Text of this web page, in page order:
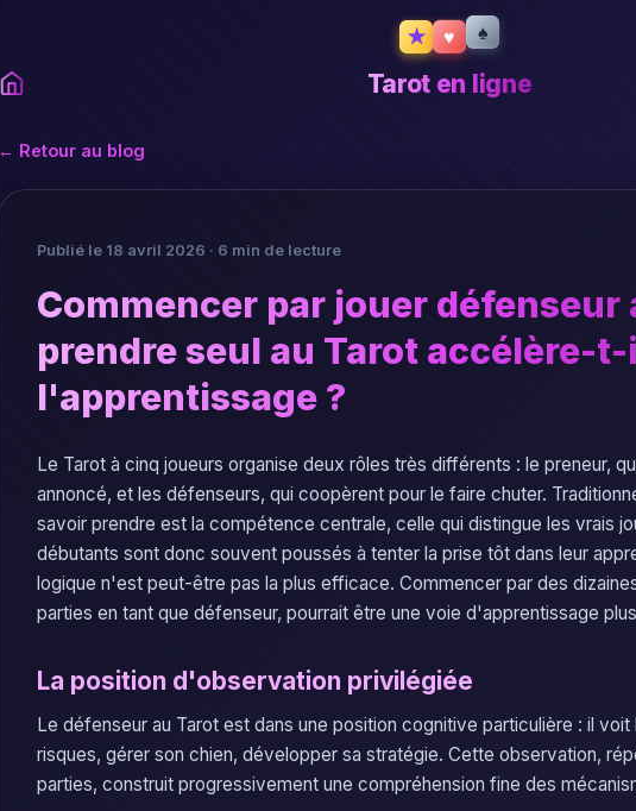
★ ♥ ♠
Tarot en ligne
← Retour au blog
Publié le 18 avril 2026 · 6 min de lecture
Commencer par jouer défenseur
prendre seul au Tarot accélère-
l'apprentissage ?
Le Tarot à cinq joueurs organise deux rôles très différents : le preneur,
annoncé, et les défenseurs, qui coopèrent pour le faire chuter.
savoir prendre est la compétence centrale, celle qui distingue les vrais
débutants sont donc souvent poussés à tenter la prise tôt dans leur
logique n'est peut-être pas la plus efficace. Commencer par des
parties en tant que défenseur, pourrait être une voie d'apprentissage
La position d'observation privilégiée
Le défenseur au Tarot est dans une position cognitive particulière : il voit
risques, gérer son chien, développer sa stratégie. Cette observation,
parties, construit progressivement une compréhension fine des